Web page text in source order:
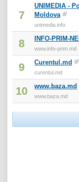
7
UNIMEDIA -
Moldova
unimedia.info
8 INFO-PRIM-
www.info-prim.md
9 Curentul.md
curentul.md
10 www.baza.md
www.baza.md